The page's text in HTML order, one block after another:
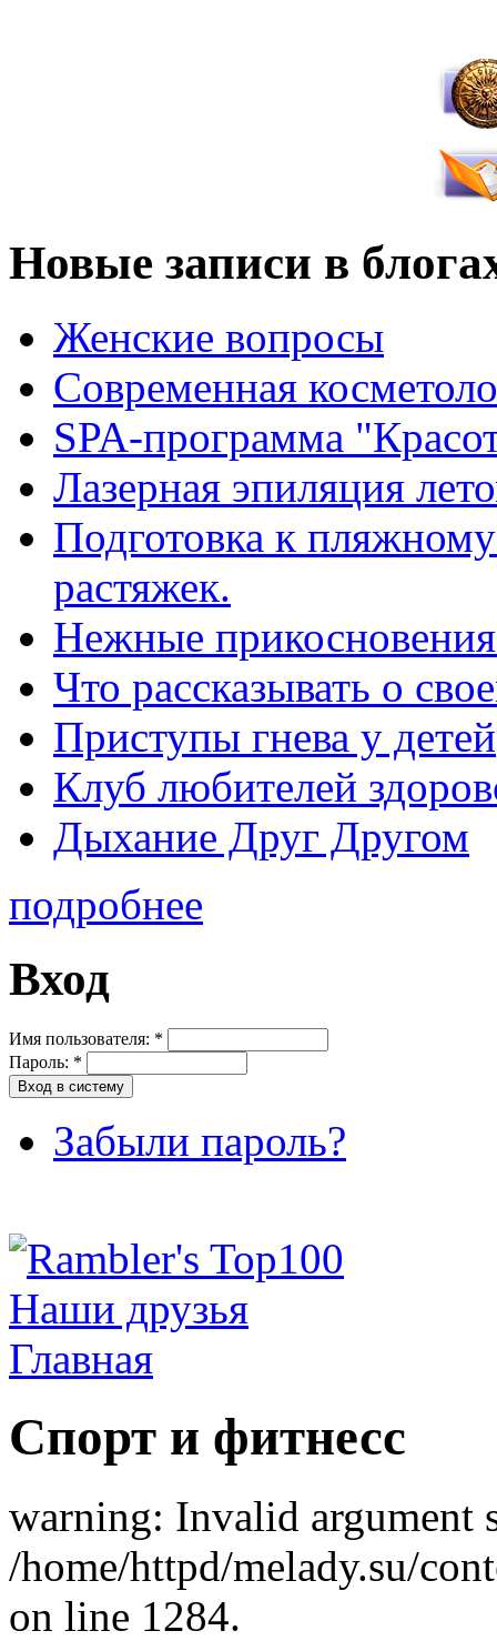
Новые записи в
Женские вопросы
Современная
SPA-программа
Лазерная эпиляция
Подготовка к
растяжек.
Нежные
Что рассказывать о
Приступы гнева у детей
Клуб любителей
Дыхание Друг Другом
подробнее
Вход
Имя пользователя: *
Пароль: *
Забыли пароль?
Наши друзья
Главная
Спорт и фитнесс
warning: Invalid argument
/home/httpd/melady.su/
on line 1284.